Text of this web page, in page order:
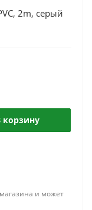
2m, серый
корзину
и может